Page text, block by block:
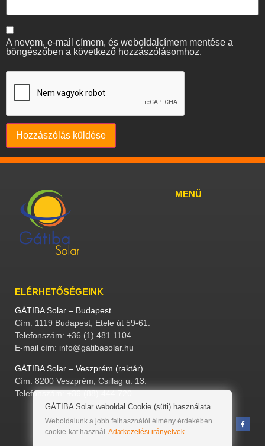
A nevem, e-mail címem, és weboldalcímem mentése a
böngészőben a következő hozzászólásomhoz.
MENÜ
ELÉRHETŐSÉGEINK
GÁTIBA Solar – Budapest
Cím: 1119 Budapest, Etele út 59-61.
Telefonszám: +36 (1) 481 1104
E-mail cím: info@gatibasolar.hu
GÁTIBA Solar – Veszprém (raktár)
Cím: 8200 Veszprém, Csillag u. 13.
Telefonszám: +36 (88) 444 720
GÁTIBA Solar weboldal Cookie (süti) használata
Weboldalunk a jobb felhasználói élmény érdekében
cookie-kat használ.Adatkezelési irányelvek